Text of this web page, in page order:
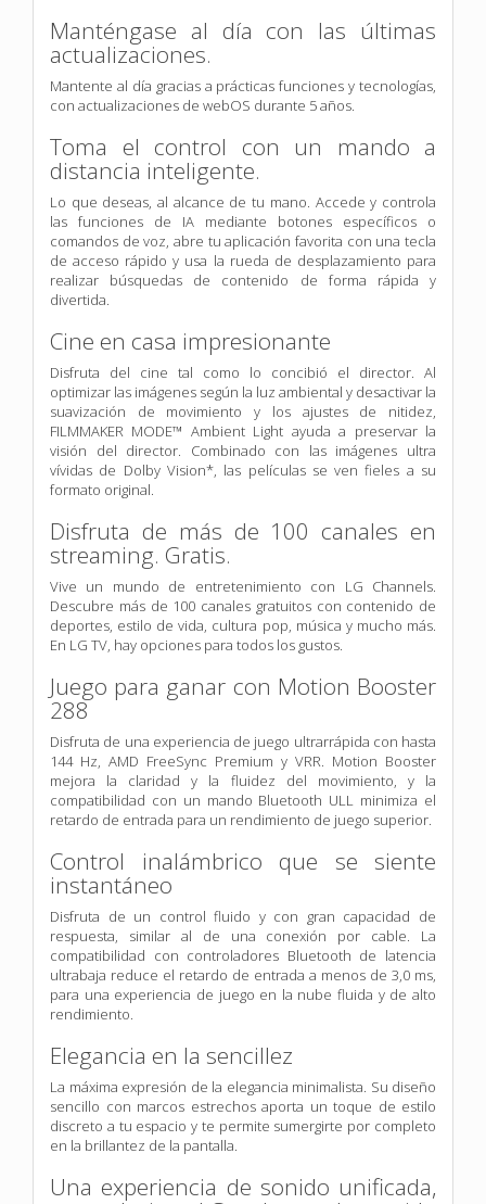
Manténgase al día con las últimas
actualizaciones.
Mantente al día gracias a prácticas funciones y tecnologías,
con actualizaciones de webOS durante 5 años.
Toma el control con un mando a
distancia inteligente.
Lo que deseas, al alcance de tu mano. Accede y controla
las funciones de IA mediante botones específicos o
comandos de voz, abre tu aplicación favorita con una tecla
de acceso rápido y usa la rueda de desplazamiento para
realizar búsquedas de contenido de forma rápida y
divertida.
Cine en casa impresionante
Disfruta del cine tal como lo concibió el director. Al
optimizar las imágenes según la luz ambiental y desactivar la
suavización de movimiento y los ajustes de nitidez,
FILMMAKER MODE™ Ambient Light ayuda a preservar la
visión del director. Combinado con las imágenes ultra
vívidas de Dolby Vision*, las películas se ven fieles a su
formato original.
Disfruta de más de 100 canales en
streaming. Gratis.
Vive un mundo de entretenimiento con LG Channels.
Descubre más de 100 canales gratuitos con contenido de
deportes, estilo de vida, cultura pop, música y mucho más.
En LG TV, hay opciones para todos los gustos.
Juego para ganar con Motion Booster
288
Disfruta de una experiencia de juego ultrarrápida con hasta
144 Hz, AMD FreeSync Premium y VRR. Motion Booster
mejora la claridad y la fluidez del movimiento, y la
compatibilidad con un mando Bluetooth ULL minimiza el
retardo de entrada para un rendimiento de juego superior.
Control inalámbrico que se siente
instantáneo
Disfruta de un control fluido y con gran capacidad de
respuesta, similar al de una conexión por cable. La
compatibilidad con controladores Bluetooth de latencia
ultrabaja reduce el retardo de entrada a menos de 3,0 ms,
para una experiencia de juego en la nube fluida y de alto
rendimiento.
Elegancia en la sencillez
La máxima expresión de la elegancia minimalista. Su diseño
sencillo con marcos estrechos aporta un toque de estilo
discreto a tu espacio y te permite sumergirte por completo
en la brillantez de la pantalla.
Una experiencia de sonido unificada,